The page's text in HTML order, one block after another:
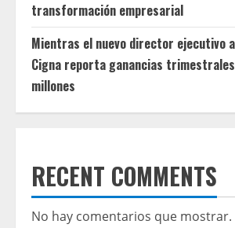
transformación empresarial
Mientras el nuevo director ejecutivo
Cigna reporta ganancias
millones
RECENT COMMENTS
No hay comentarios que mostrar.